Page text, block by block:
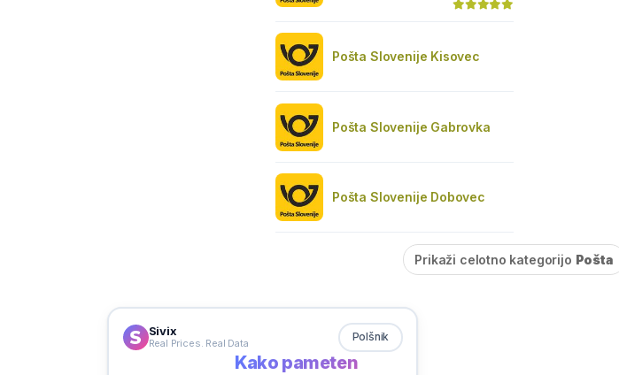
Pošta Slovenije Kisovec
Pošta Slovenije Gabrovka
Pošta Slovenije Dobovec
Prikaži celotno kategorijo Pošta
Sivix
Real Prices. Real Data Polšnik
Kako pameten